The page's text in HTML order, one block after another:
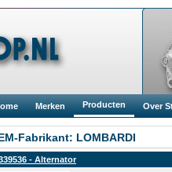
Merken Producten Over
Fabrikant: LOMBARDI
- Alternator